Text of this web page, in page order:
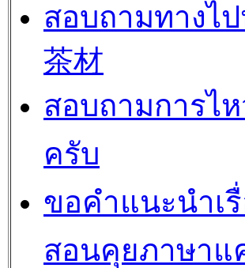
สอบถามทางไ
茶材
สอบถามการไห
ครับ
ขอคำแนะนำเ
สอนคุยภาษาแ